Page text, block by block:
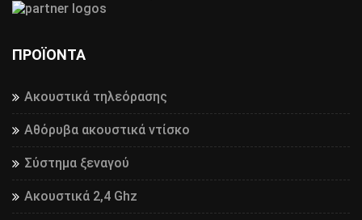
ΠΡΟΪΌΝΤΑ
Ακουστικά τηλεόρασης
Αθόρυβα ακουστικά ντίσκο
Σύστημα ξεναγού
Ακουστικά 2,4 Ghz